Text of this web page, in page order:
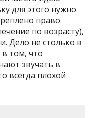
для этого нужно
право
по возрасту),
Дело не столько в
том, что
звучать в
всегда плохой